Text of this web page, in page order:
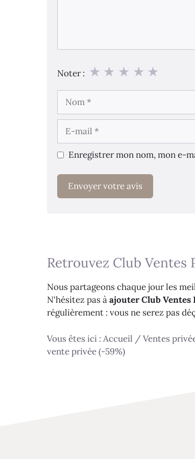
Noter : ★
★
★
★
★
mail
Enregistrer mon nom, mon e-
Retrouvez Club Ventes
Nous partageons chaque jour les
N'hésitez pas àajouter Club Ventes
régulièrement : vous ne serez pas
Vous êtes ici : Accueil / Ventes
vente privée (-59%)